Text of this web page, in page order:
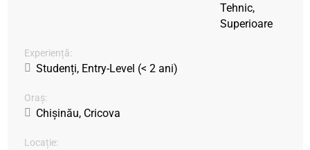
Tehnic,
Superioare
Experiență:
Studenți, Entry-Level (< 2 ani)
Oraș:
Chișinău, Cricova
Locație: